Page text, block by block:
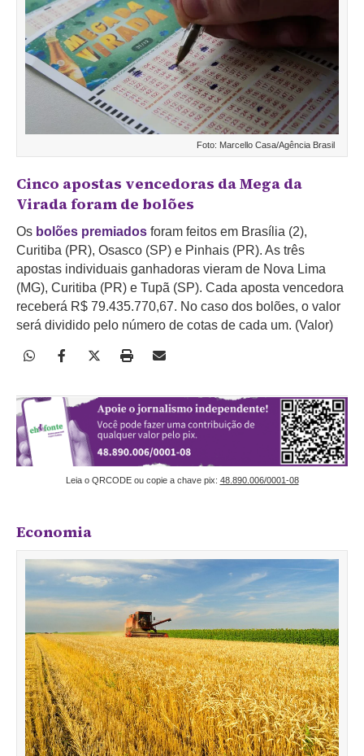
Foto: Marcello Casa/Agência Brasil
Cinco apostas vencedoras da Mega da
Virada foram de bolões
Os bolões premiados foram feitos em Brasília (2),
Curitiba (PR), Osasco (SP) e Pinhais (PR). As três
apostas individuais ganhadoras vieram de Nova Lima
(MG), Curitiba (PR) e Tupã (SP). Cada aposta vencedora
receberá R$ 79.435.770,67. No caso dos bolões, o valor
será dividido pelo número de cotas de cada um. (Valor)
Leia o QRCODE ou copie a chave pix: 48.890.006/0001-08
Economia